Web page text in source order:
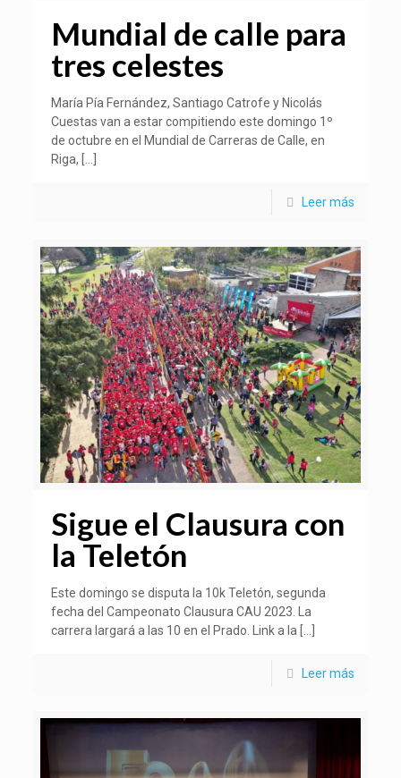
Mundial de calle para
tres celestes
María Pía Fernández, Santiago Catrofe y Nicolás
Cuestas van a estar compitiendo este domingo 1º
de octubre en el Mundial de Carreras de Calle, en
Riga,
Leer más
Sigue el Clausura con
la Teletón
Este domingo se disputa la 10k Teletón, segunda
fecha del Campeonato Clausura CAU 2023. La
carrera largará a las 10 en el Prado. Link a la […]
Leer más